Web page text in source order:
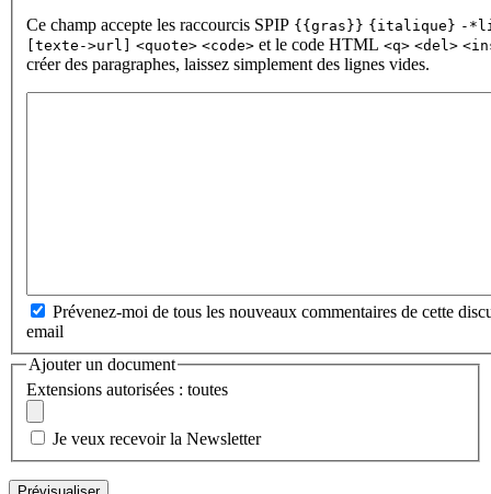
Ce champ accepte les raccourcis SPIP {{gras}} {italique} -
[texte->url] <quote> <code> et le code HTML <q> <del>
créer des paragraphes, laissez simplement des lignes vides.
Prévenez-moi de tous les nouveaux commentaires de cette
email
Ajouter un document
Extensions autorisées : toutes
Je veux recevoir la Newsletter